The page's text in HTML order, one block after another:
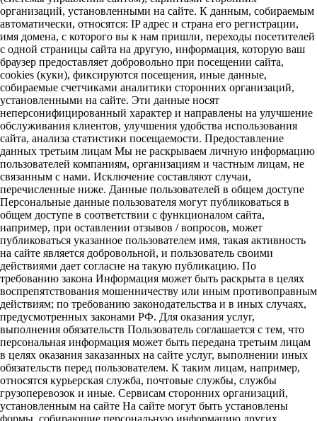
организаций, установленными на сайте. К данным, собираемым
автоматически, относятся: IP адрес и страна его регистрации,
имя домена, с которого вы к нам пришли, переходы посетителей
с одной страницы сайта на другую, информация, которую ваш
браузер предоставляет добровольно при посещении сайта,
cookies (куки), фиксируются посещения, иные данные,
собираемые счетчиками аналитики сторонних организаций,
установленными на сайте. Эти данные носят
неперсонифицированный характер и направлены на улучшение
обслуживания клиентов, улучшения удобства использования
сайта, анализа статистики посещаемости. Предоставление
данных третьим лицам Мы не раскрываем личную информацию
пользователей компаниям, организациям и частным лицам, не
связанным с нами. Исключение составляют случаи,
перечисленные ниже. Данные пользователей в общем доступе
Персональные данные пользователя могут публиковаться в
общем доступе в соответствии с функционалом сайта,
например, при оставлении отзывов / вопросов, может
публиковаться указанное пользователем имя, такая активность
на сайте является добровольной, и пользователь своими
действиями дает согласие на такую публикацию. По
требованию закона Информация может быть раскрыта в целях
воспрепятствования мошенничеству или иным противоправным
действиям; по требованию законодательства и в иных случаях,
предусмотренных законами РФ. Для оказания услуг,
выполнения обязательств Пользователь соглашается с тем, что
персональная информация может быть передана третьим лицам
в целях оказания заказанных на сайте услуг, выполнении иных
обязательств перед пользователем. К таким лицам, например,
относятся курьерская служба, почтовые службы, службы
грузоперевозок и иные. Сервисам сторонних организаций,
установленным на сайте На сайте могут быть установлены